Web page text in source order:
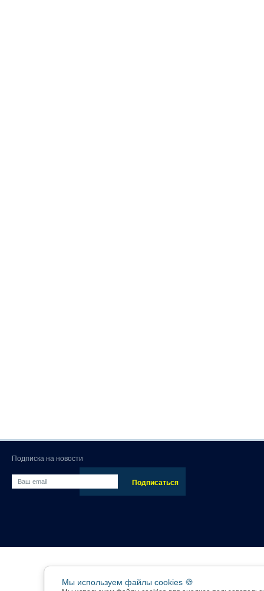
Подписка на новости
Мы используем файлы cookies 🍪